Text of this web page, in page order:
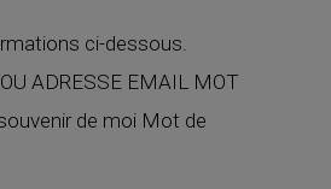
ci-dessous.
ADRESSE EMAIL MOT
de moi Mot de